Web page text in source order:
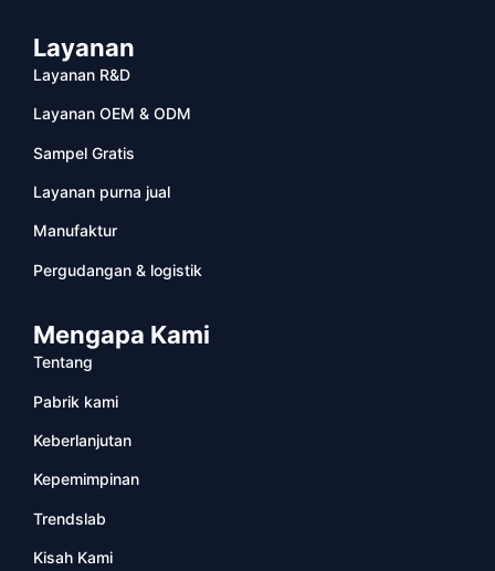
Layanan
Layanan R&D
Layanan OEM & ODM
Sampel Gratis
Layanan purna jual
Manufaktur
Pergudangan & logistik
Mengapa Kami
Tentang
Pabrik kami
Keberlanjutan
Kepemimpinan
Trendslab
Kisah Kami